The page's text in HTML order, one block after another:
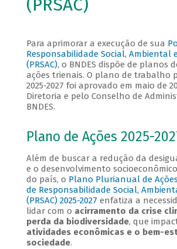
(PRSAC)
Para aprimorar a execução de sua
Responsabilidade Social, Ambiental
(PRSAC), o BNDES dispõe de planos
ações trienais. O plano de trabalho
2025-2027 foi aprovado em maio de
Diretoria e pelo Conselho de
BNDES.
Plano de Ações 2025-
Além de buscar a redução da
e o desenvolvimento
do país, o Plano Plurianual de
de Responsabilidade Social,
(PRSAC) 2025-2027 enfatiza a
lidar com o acirramento da crise
perda da biodiversidade, que
atividades econômicas e o bem-
sociedade.